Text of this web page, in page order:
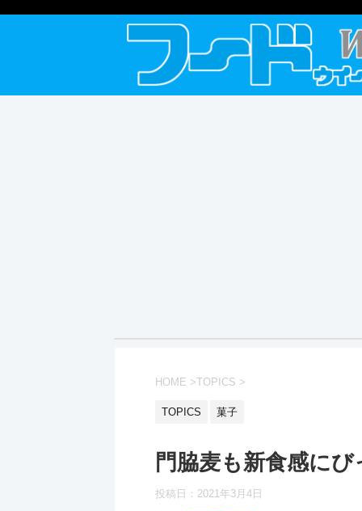
HOME >TOPICS >
TOPICS 菓子
門脇麦も新食感に
投稿日：2021年3月4日